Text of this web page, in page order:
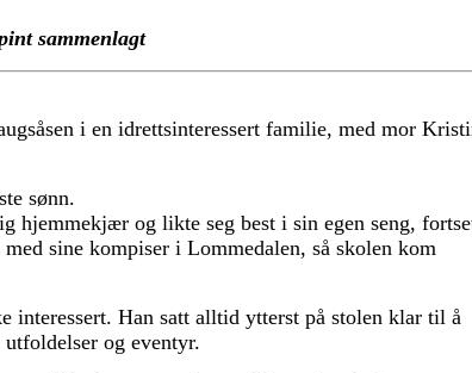
sammenlagt
i en idrettsinteressert familie, med mor
sønn.
hjemmekjær og likte seg best i sin egen seng,
sine kompiser i Lommedalen, så skolen kom
interessert. Han satt alltid ytterst på stolen klar til å
og eventyr.